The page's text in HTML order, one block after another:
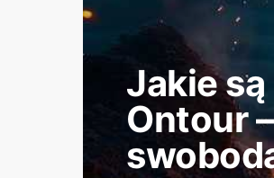
Jakie
Ontour